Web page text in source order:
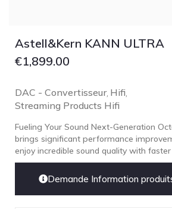
Astell&Kern KANN ULTRA
€1,899.00
DAC - Convertisseur, Hifi
Streaming Products Hifi
Fueling Your Sound Next-Generation
brings significant performance
enjoy incredible sound quality with faster
Demande Information